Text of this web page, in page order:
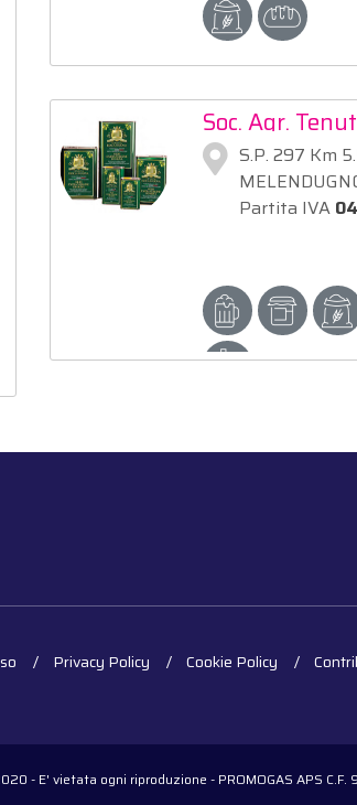
Soc. Agr.
S.P. 297 Km
Partita IVA
Privacy Policy Cookie Policy
- E' vietata ogni riproduzione - PROMOGAS APS C.F.